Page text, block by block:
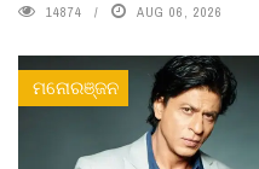
14874 AUG 06, 2026
ମନୋରଞ୍ଜନ